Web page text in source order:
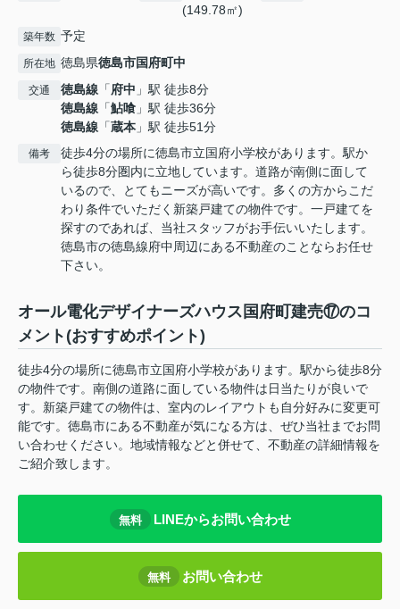
(149.78㎡)
築年数 予定
所在地 徳島県徳島市国府町中
交通 徳島線 「府中 」駅 徒歩8分
徳島線 「鮎喰 」駅 徒歩36分
徳島線 「蔵本 」駅 徒歩51分
備考
徒歩4分の場所に徳島市立国府小学校があります。駅か
ら徒歩8分圏内に立地しています。道路が南側に面して
いるので、とてもニーズが高いです。多くの方からこだ
わり条件でいただく新築戸建ての物件です。一戸建てを
探すのであれば、当社スタッフがお手伝いいたします。
徳島市の徳島線府中周辺にある不動産のことならお任せ
下さい。
オール電化デザイナーズハウス国府町建売⑰のコ
メント(おすすめポイント)
徒歩4分の場所に徳島市立国府小学校があります。駅から徒歩8分
の物件です。南側の道路に面している物件は日当たりが良いで
す。新築戸建ての物件は、室内のレイアウトも自分好みに変更可
能です。徳島市にある不動産が気になる方は、ぜひ当社までお問
い合わせください。地域情報などと併せて、不動産の詳細情報を
ご紹介致します。
無料 LINEからお問い合わせ
無料 お問い合わせ